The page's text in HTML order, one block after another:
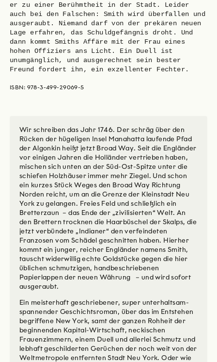
er zu einer Berühmtheit in der Stadt. Leider
auch bei den Falschen: Smith wird überfallen und
ausgeraubt. Niemand darf von der prekären neuen
Lage erfahren, das Schuldgefängnis droht. Und
dann kommt Smiths Affäre mit der Frau eines
hohen Offiziers ans Licht. Ein Duell ist
unumgänglich, und ausgerechnet sein bester
Freund fordert ihn, ein exzellenter Fechter.
ISBN: 978-3-499-29069-5
Wir schreiben das Jahr 1746. Der schräg über den
Rücken der hügeligen Insel Manahatta laufende Pfad
der Algonkin heißt jetzt Broad Way. Seit die Engländer
vor einigen Jahren die Holländer vertrieben haben,
mischen sich unten an der Süd-Ost-Spitze unter die
schiefen Holzhäuser immer mehr Ziegel. Und schon
ein kurzes Stück Weges den Broad Way Richtung
Norden reicht, um an die Grenze der Kleinstadt Neu
York zu gelangen. Freies Feld und schließlich ein
Bretterzaun – das Ende der „zivilisierten“ Welt. An
den Brettern trocknen die Haarbüschel der Skalps, die
jetzt verbündete „Indianer“ den verfeindeten
Franzosen vom Schädel geschnitten haben. Hierher
kommt ein junger, reicher Engländer namens Smith,
tauscht widerwillig echte Goldstücke gegen die hier
üblichen schmutzigen, handbeschriebenen
Papierlappen der neuen Währung – und wird sofort
ausgeraubt.
Ein meisterhaft geschriebener, super unterhaltsam-
spannender Geschichtsroman, über das im Entstehen
begriffene New York, samt der ganzen Rohheit der
beginnenden Kapital-Wirtschaft, neckischen
Frauenzimmern, einem Duell und allerlei Schmutz und
lebhaft geschilderten Gerüchen der noch weit von der
Weltmetropole entfernten Stadt Neu York. Oder wie